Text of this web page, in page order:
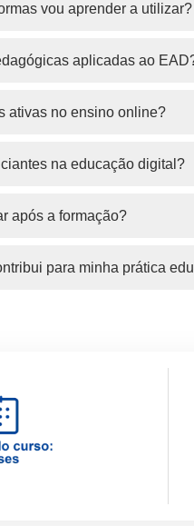
vou aprender a utilizar?
aplicadas ao
ativas no ensino online?
na educação digital?
após a formação?
para minha prática